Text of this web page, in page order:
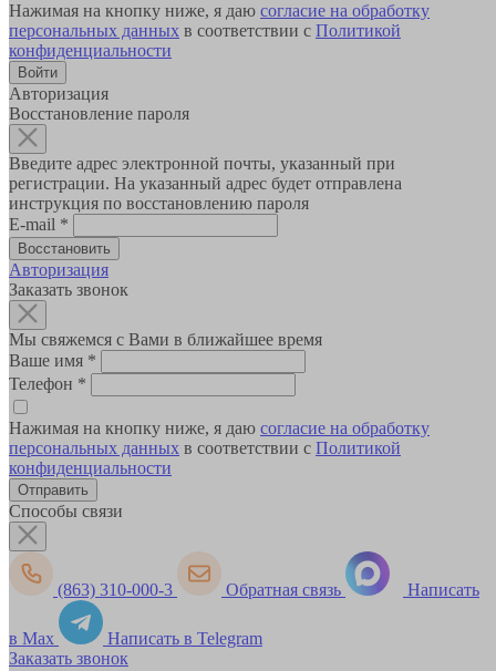
Нажимая на кнопку ниже, я даю согласие на обработку
персональных данных в соответствии с Политикой
конфиденциальности
Авторизация
Восстановление пароля
Введите адрес электронной почты, указанный при
регистрации. На указанный адрес будет отправлена
инструкция по восстановлению пароля
E-mail *
Авторизация
Заказать звонок
Мы свяжемся с Вами в ближайшее время
Ваше имя *
Телефон *
Нажимая на кнопку ниже, я даю согласие на обработку
персональных данных в соответствии с Политикой
конфиденциальности
Способы связи
(863) 310-000-3 Обратная связь Написать
в Max
Написать в Telegram
Заказать звонок